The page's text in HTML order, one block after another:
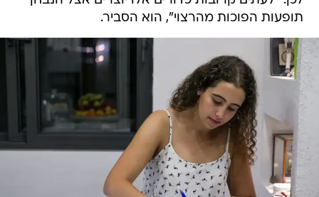
תופעות הפוכות מהרצוי", הוא הסביר.